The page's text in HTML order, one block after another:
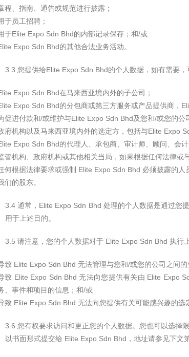
程、指南、通告或规范进行披露；
于员工招聘；
于Elite Expo Sdn Bhd的内部记录保存；和/或
Expo Sdn Bhd的其他合法业务活动。
3.3 您提供给Elite Expo Sdn Bhd的个人数据，如有需要，
Expo Sdn Bhd在马来西亚境内外的子公司；
Expo Sdn Bhd的分包商或第三方服务或产品提供商，
促进付款和/或维护与Elite Expo Sdn Bhd及您和/或您的
府机构以及马来西亚境内外的选定方，包括与Elite Expo
Expo Sdn Bhd的代理人、承包商、审计师、顾问、会
管机构、政府机构或其他相关当局，如果根据任何法律或
何根据法律要求或强制 Elite Expo Sdn Bhd 必须披露的人
们的股东。
3.4 通常，Elite Expo Sdn Bhd 处理的个人数据是通过您
用于上述目的。
3.5 请注意，您的个人数据对于 Elite Expo Sdn Bhd 执行
致 Elite Expo Sdn Bhd 无法管理与您和/或您的公司之间的
致 Elite Expo Sdn Bhd 无法向您提供有关由 Elite Expo
、事件和项目的信息；和/或
致 Elite Expo Sdn Bhd 无法向您提供有关可能感兴趣的选
3.6 您有权要求访问和更正您的个人数据。您也可以选择
以书面形式提交给 Elite Expo Sdn Bhd，地址请参见下文